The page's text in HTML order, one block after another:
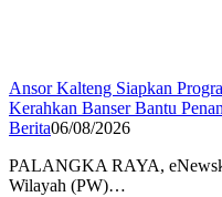
Ansor Kalteng Siapkan
Kerahkan Banser Bantu
Berita06/08/2026
PALANGKA RAYA,
Wilayah (PW)…